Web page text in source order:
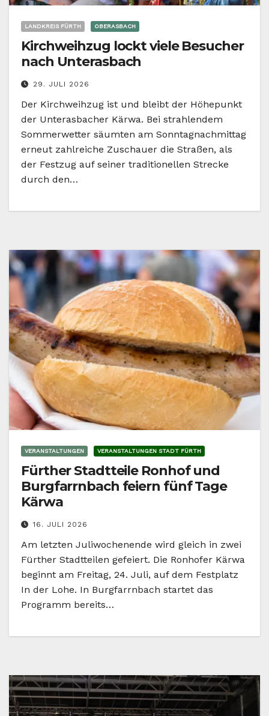
LANDKREIS FÜRTH OBERASBACH
Kirchweihzug lockt viele Besucher
nach Unterasbach
29. JULI 2026
Der Kirchweihzug ist und bleibt der Höhepunkt
der Unterasbacher Kärwa. Bei strahlendem
Sommerwetter säumten am Sonntagnachmittag
erneut zahlreiche Zuschauer die Straßen, als
der Festzug auf seiner traditionellen Strecke
durch den…
VERANSTALTUNGEN VERANSTALTUNGEN STADT FÜRTH
Fürther Stadtteile Ronhof und
Burgfarrnbach feiern fünf Tage
Kärwa
16. JULI 2026
Am letzten Juliwochenende wird gleich in zwei
Fürther Stadtteilen gefeiert. Die Ronhofer Kärwa
beginnt am Freitag, 24. Juli, auf dem Festplatz
In der Lohe. In Burgfarrnbach startet das
Programm bereits…